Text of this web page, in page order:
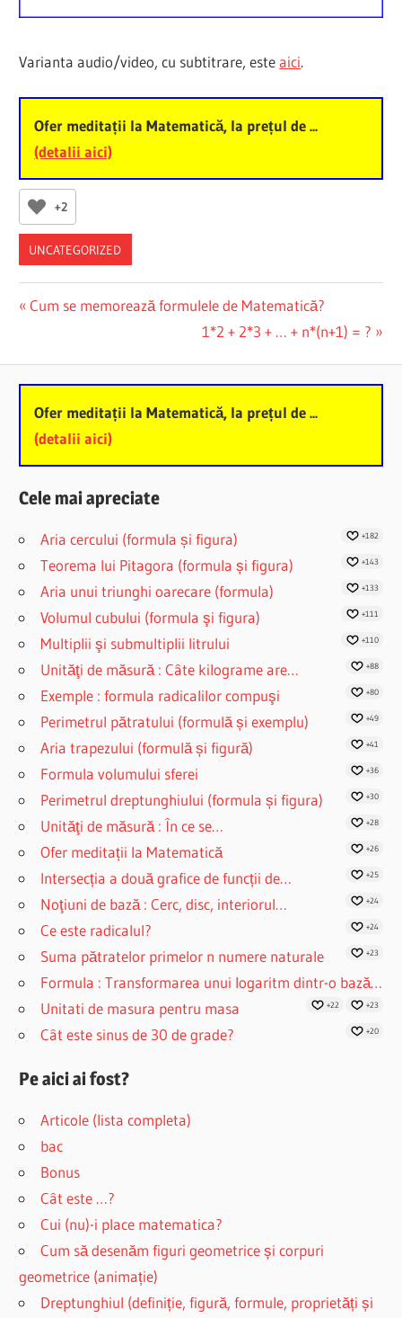
Varianta audio/video, cu subtitrare, esteaici.
Ofer meditații la Matematică, la prețul de ...
(detalii aici)
+2
UNCATEGORIZED
Post
Previous
Cum se memorează formulele de Matematică?
Next
1*2 + 2*3 + … + n*(n+1) = ?
Ofer meditații la Matematică, la prețul de ...
(detalii aici)
Cele mai apreciate
Aria cercului (formula și figura) +182
Teorema lui Pitagora (formula și figura) +143
Aria unui triunghi oarecare (formula) +133
Volumul cubului (formula şi figura) +111
Multiplii şi submultiplii litrului +110
Unităţi de măsură : Câte kilograme are… +88
Exemple : formula radicalilor compuşi +80
Perimetrul pătratului (formulă și exemplu) +49
Aria trapezului (formulă și figură) +41
Formula volumului sferei +36
Perimetrul dreptunghiului (formula și figura) +30
Unităţi de măsură : În ce se… +28
Ofer meditații la Matematică +26
Intersecția a două grafice de funcții de… +25
Noţiuni de bază : Cerc, disc, interiorul… +24
Ce este radicalul? +24
Suma pătratelor primelor n numere naturale +23
Formula : Transformarea unui logaritm dintr-o bază…
+23
Unitati de masura pentru masa +22
Cât este sinus de 30 de grade? +20
Pe aici ai fost?
Articole (lista completa)
bac
Bonus
Cât este …?
Cui (nu)-i place matematica?
Cum să desenăm figuri geometrice și corpuri
geometrice (animație)
Dreptunghiul (definiție, figură, formule, proprietăți și